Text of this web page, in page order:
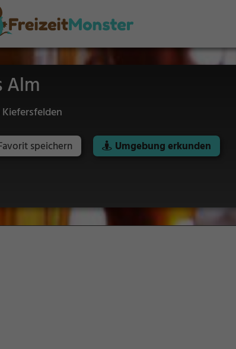
Alm
Kiefersfelden
speichern Umgebung erkunden